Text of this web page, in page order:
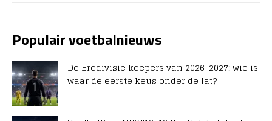
Populair voetbalnieuws
De Eredivisie keepers van 2026-2027: wie is
waar de eerste keus onder de lat?